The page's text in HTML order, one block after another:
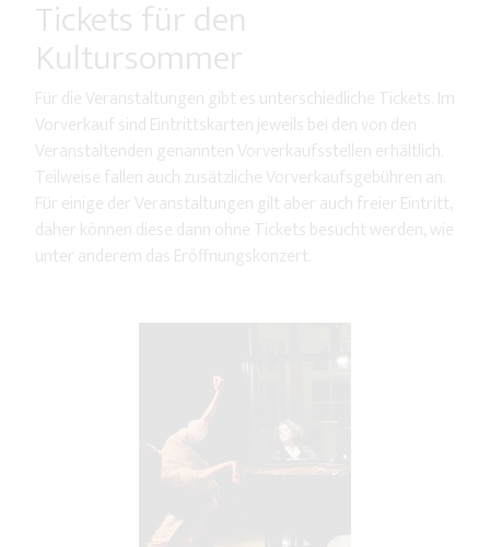
Tickets für den
Kultursommer
Für die Veranstaltungen gibt es unterschiedliche Tickets. Im
Vorverkauf sind Eintrittskarten jeweils bei den von den
Veranstaltenden genannten Vorverkaufsstellen erhältlich.
Teilweise fallen auch zusätzliche Vorverkaufsgebühren an.
Für einige der Veranstaltungen gilt aber auch freier Eintritt,
daher können diese dann ohne Tickets besucht werden, wie
unter anderem das Eröffnungskonzert.